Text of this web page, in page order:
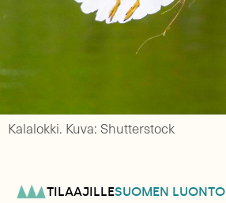
Kalalokki. Kuva: Shutterstock
TILAAJILLESUOMEN LUONTO